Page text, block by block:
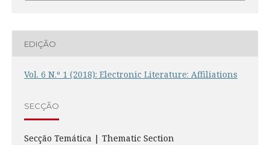
EDIÇÃO
Vol. 6 N.º 1 (2018): Electronic Literature: Affiliations
SECÇÃO
Secção Temática | Thematic Section